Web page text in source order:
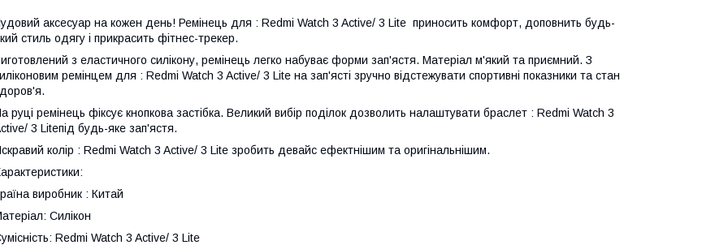
аксесуар на кожен день! Ремінець для : Redmi Watch 3 Active/ 3 Lite приносить комфорт, доповнить будь-
стиль одягу і прикрасить фітнес-трекер.
з еластичного силікону, ремінець легко набуває форми зап'ястя. Матеріал м'який та приємний. З
ремінцем для : Redmi Watch 3 Active/ 3 Lite на зап'ясті зручно відстежувати спортивні показники та стан
руці ремінець фіксує кнопкова застібка. Великий вибір поділок дозволить налаштувати браслет : Redmi Watch 3
3 Liteпід будь-яке зап'ястя.
колір : Redmi Watch 3 Active/ 3 Lite зробить девайс ефектнішим та оригінальнішим.
виробник : Китай
Силікон
Redmi Watch 3 Active/ 3 Lite